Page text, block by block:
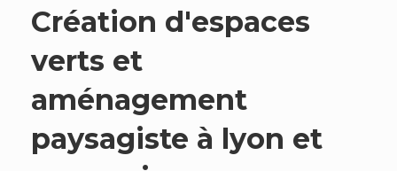
Création d'espaces
verts et
aménagement
paysagiste à lyon et